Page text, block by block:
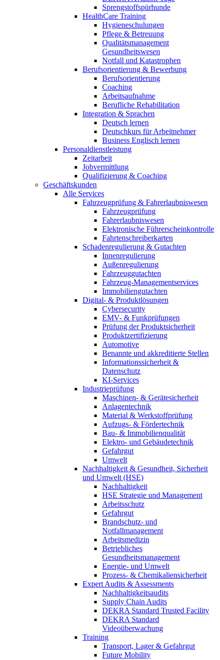
Sprengstoffspürhunde
HealthCare Training
Hygieneschulungen
Pflege & Betreuung
Qualitätsmanagement
Gesundheitswesen
Notfall und Katastrophen
Berufsorientierung & Bewerbung
Berufsorientierung
Coaching
Arbeitsaufnahme
Berufliche Rehabilitation
Integration & Sprachen
Deutsch lernen
Deutschkurs für Arbeitnehmer
Business Englisch lernen
Personaldienstleistung
Zeitarbeit
Jobvermittlung
Qualifizierung & Coaching
Geschäftskunden
Alle Services
Fahrzeugprüfung & Fahrerlaubniswesen
Fahrzeugprüfung
Fahrerlaubniswesen
Elektronische Führerscheinkontrolle
Fahrtenschreiberkarten
Schadenregulierung & Gutachten
Innenregulierung
Außenregulierung
Fahrzeuggutachten
Fahrzeug-Managementservices
Immobiliengutachten
Digital- & Produktlösungen
Cybersecurity
EMV- & Funkprüfungen
Prüfung der Produktsicherheit
Produktzertifizierung
Automotive
Benannte und akkreditierte Stellen
Informationssicherheit &
Datenschutz
KI-Services
Industrieprüfung
Maschinen- & Gerätesicherheit
Anlagentechnik
Material & Werkstoffprüfung
Aufzugs- & Fördertechnik
Bau- & Immobilienqualität
Elektro- und Gebäudetechnik
Gefahrgut
Umwelt
Nachhaltigkeit & Gesundheit, Sicherheit
und Umwelt (HSE)
Nachhaltigkeit
HSE Strategie und Management
Arbeitsschutz
Gefahrgut
Brandschutz- und
Notfallmanagement
Arbeitsmedizin
Betriebliches
Gesundheitsmanagement
Energie- und Umwelt
Prozess- & Chemikaliensicherheit
Expert Audits & Assessments
Nachhaltigkeitsaudits
Supply Chain Audits
DEKRA Standard Trusted Facility
DEKRA Standard
Videoüberwachung
Training
Transport, Lager & Gefahrgut
Future Mobility